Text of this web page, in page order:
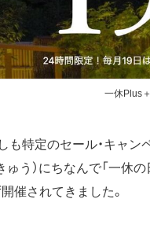
一休Plus＋
しも特定のセール・キャ
・きゅう）にちなんで「一
催されてきました。